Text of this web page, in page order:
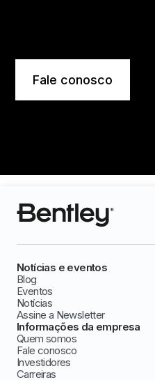
Fale conosco
Notícias e eventos
Blog
Eventos
Notícias
Assine a Newsletter
Informações da empresa
Quem somos
Fale conosco
Investidores
Carreiras